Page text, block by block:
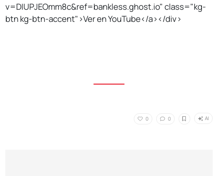
v=DIUPJEOmm8c&ref=bankless.ghost.io" class="kg-
btn kg-btn-accent">Ver en YouTube</a></div>
0 0 AI